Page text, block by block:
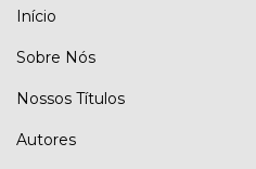
Início
Sobre Nós
Nossos Títulos
Autores